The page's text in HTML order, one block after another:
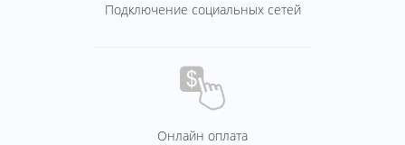
Подключение социальных сетей
Онлайн оплата